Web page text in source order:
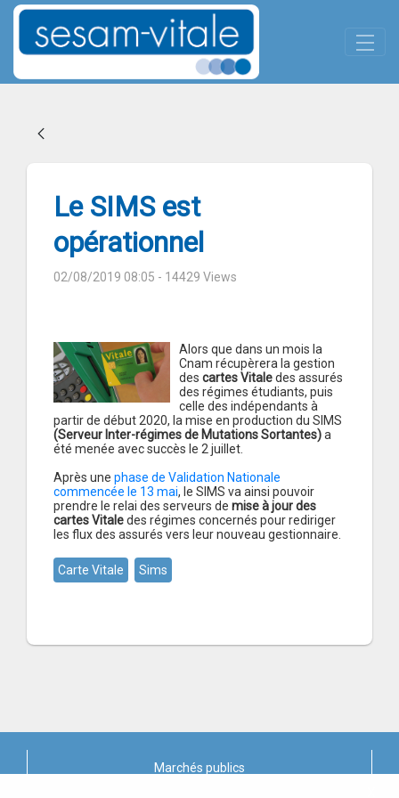
Skip to Main Content
Le SIMS est opérationnel
Le SIMS est
opérationnel
02/08/2019 08:05 - 14429 Views
Alors que dans un mois la
Cnam récupèrera la gestion
descartes Vitaledes assurés
des régimes étudiants, puis
celle des indépendants à
partir de début 2020, la mise en production du SIMS
(Serveur Inter-régimes de Mutations Sortantes)a
été menée avec succès le 2 juillet.
Après une phase de Validation Nationale
commencée le 13 mai, le SIMS va ainsi pouvoir
prendre le relai des serveurs de mise à jour des
cartes Vitaledes régimes concernés pour rediriger
les flux des assurés vers leur nouveau gestionnaire.
Carte Vitale Sims
Marchés publics
Panneau de gestion des cookies